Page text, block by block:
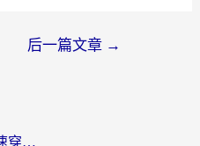
后一篇文章 →
海外党必看：ChickCN和极速穿梭VPN好用吗？3招教你选对回国加速器无缝刷国内资源